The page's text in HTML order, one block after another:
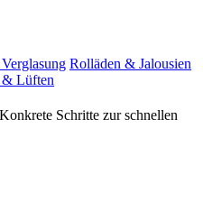
Rolläden & Jalousien
Lüften
Schritte zur schnellen